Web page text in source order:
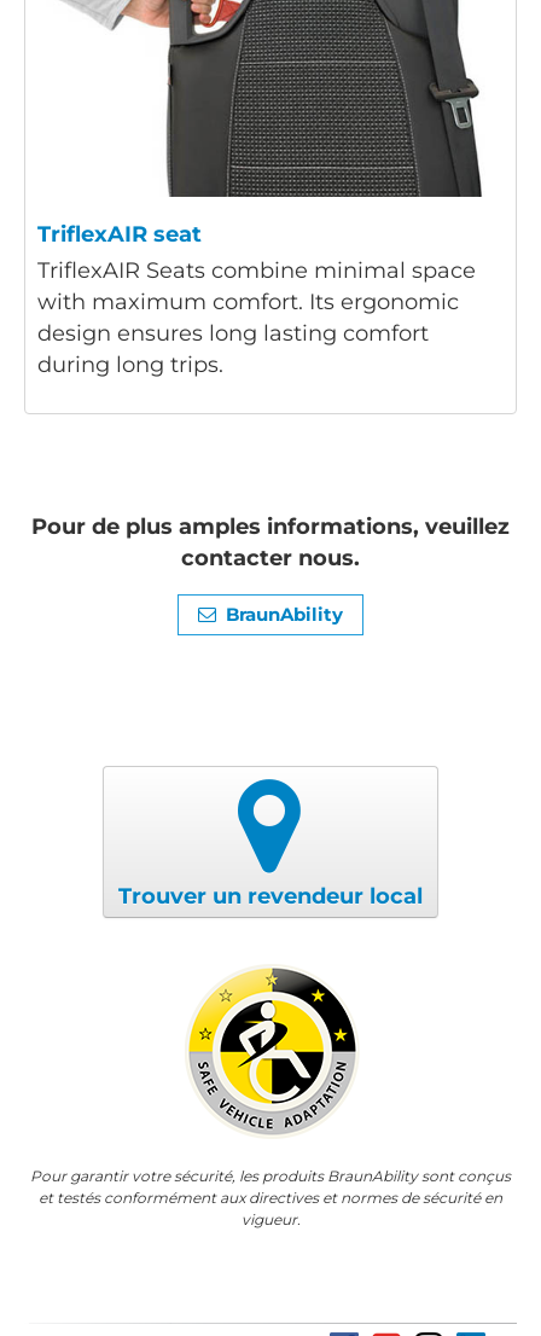
TriflexAIR seat
TriflexAIR Seats combine minimal space
with maximum comfort. Its ergonomic
design ensures long lasting comfort
during long trips.
Pour de plus amples informations, veuillez
contacter nous.
BraunAbility
Trouver un revendeur local
Pour garantir votre sécurité, les produits BraunAbility sont conçus
et testés conformément aux directives et normes de sécurité en
vigueur.